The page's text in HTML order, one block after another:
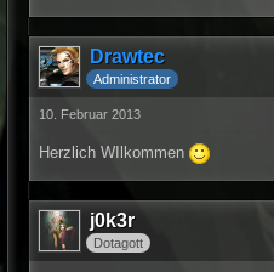
Drawtec
Administrator
10. Februar 2013
Herzlich WIlkommen
j0k3r
Dotagott